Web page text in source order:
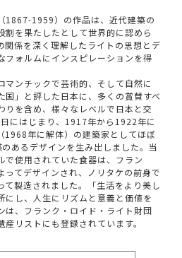
1867-1959）の作品は、近代建築の
割を果たしたとして世界的に認めら
関係を深く理解したライトの思想とデ
フォルムにインスピレーションを得
マンチックで芸術的、そして自然に
国」と評した日本に、多くの賞賛すべ
りを含め、様々なレベルで日本と交
にはじまり、1917年から1922年に
1968年に解体）の建築家としてほぼ
あるデザインを生み出しました。当
で使用されていた食器は、フラン
ってデザインされ、ノリタケの前身で
て製造されました。「生活をより美し
にし、人生にリズムと意義と価値を
は、フランク・ロイド・ライト財団
リストにも登録されています。